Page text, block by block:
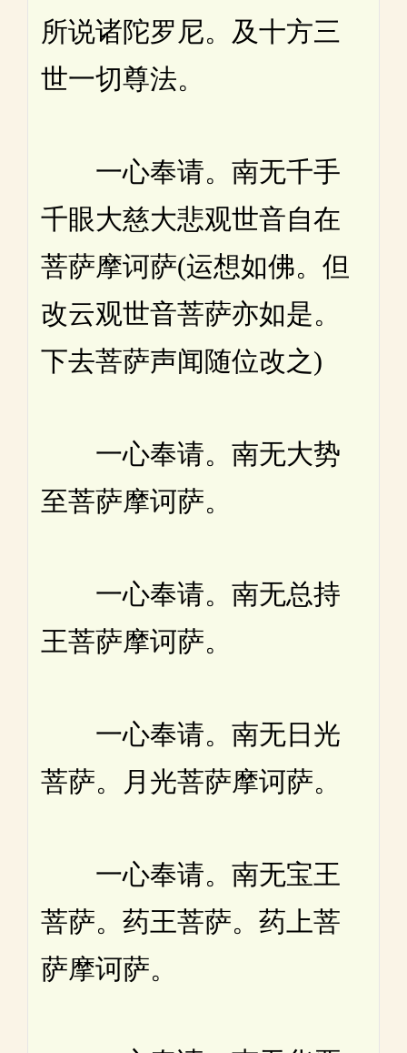
所说诸陀罗尼。及十方三
世一切尊法。
一心奉请。南无千手
千眼大慈大悲观世音自在
菩萨摩诃萨(运想如佛。但
改云观世音菩萨亦如是。
下去菩萨声闻随位改之)
一心奉请。南无大势
至菩萨摩诃萨。
一心奉请。南无总持
王菩萨摩诃萨。
一心奉请。南无日光
菩萨。月光菩萨摩诃萨。
一心奉请。南无宝王
菩萨。药王菩萨。药上菩
萨摩诃萨。